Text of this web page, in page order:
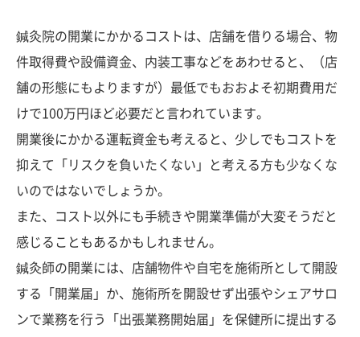
鍼灸院の開業にかかるコストは、店舗を借りる場合、物
件取得費や設備資金、内装工事などをあわせると、（店
舗の形態にもよりますが）最低でもおおよそ初期費用だ
けで100万円ほど必要だと言われています。
開業後にかかる運転資金も考えると、少しでもコストを
抑えて「リスクを負いたくない」と考える方も少なくな
いのではないでしょうか。
また、コスト以外にも手続きや開業準備が大変そうだと
感じることもあるかもしれません。
鍼灸師の開業には、店舗物件や自宅を施術所として開設
する「開業届」か、施術所を開設せず出張やシェアサロ
ンで業務を行う「出張業務開始届」を保健所に提出する